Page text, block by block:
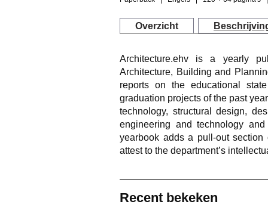
Overzicht
Architecture.ehv is a yearly
Architecture, Building and
reports on the educational
graduation projects of the past
technology, structural design,
engineering and technology
yearbook adds a pull-out
attest to the department’s
Recent bekeken